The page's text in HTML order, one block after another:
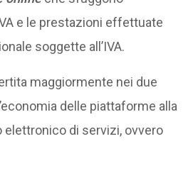
e le prestazioni effettuate
soggette all’IVA.
maggiormente nei due
delle piattaforme alla
di servizi, ovvero